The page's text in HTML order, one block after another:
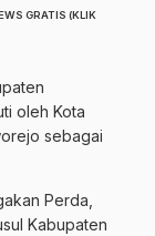
GRATIS (KLIK
oleh Kota
sebagai
Perda,
Kabupaten